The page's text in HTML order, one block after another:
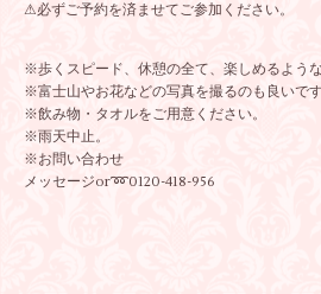
⚠必ずご予約を済ませてご参加ください。
※歩くスピード、休憩の全て、楽しめるよう
※富士山やお花などの写真を撮るのも良いです
※飲み物・タオルをご用意ください。
※雨天中止。
※お問い合わせ
メッセージor➿0120-418-956